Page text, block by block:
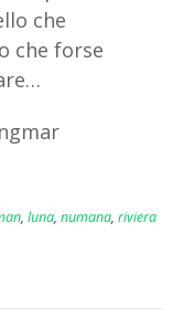
che
che forse
, luna, numana, riviera